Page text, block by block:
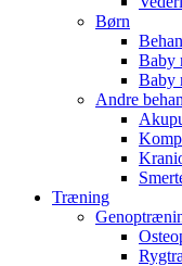
Børn
Baby
Baby
Andre
Træning